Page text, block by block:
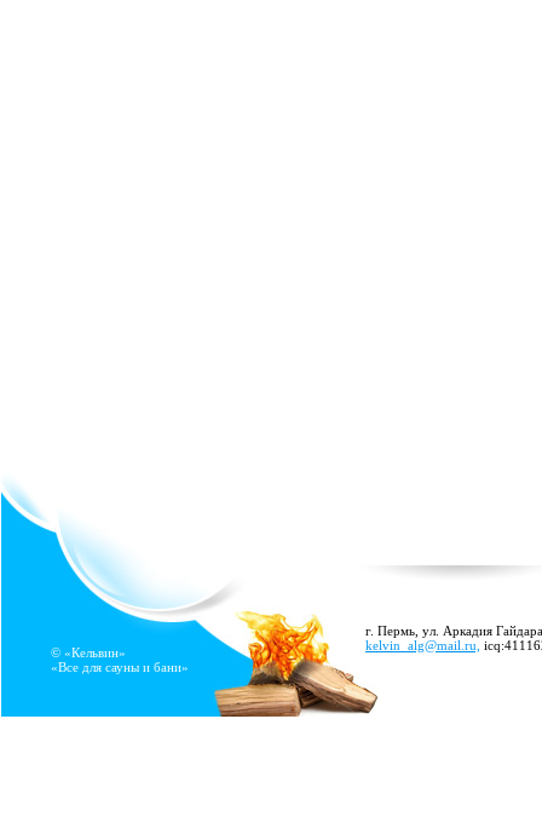
© «Кельвин»
«Все для сауны и бани»
г. Пермь, ул. Аркадия
kelvin_alg@mail.ru,